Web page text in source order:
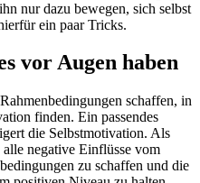
nur dazu bewegen, sich selbst
ein paar Tricks.
vor Augen haben
schaffen, in
finden. Ein passendes
die Selbstmotivation. Als
negative Einflüsse vom
zu schaffen und die